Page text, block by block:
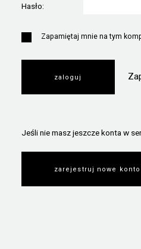
Hasło:
Zapamiętaj mnie na tym
Jeśli nie masz jeszcze konta w
zarejestruj nowe konto